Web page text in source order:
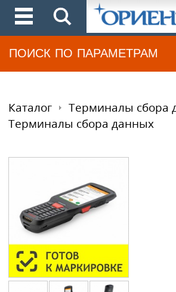
ПОИСК ПО ПАРАМЕТРАМ
Каталог
Терминалы сбора
Терминалы сбора данных